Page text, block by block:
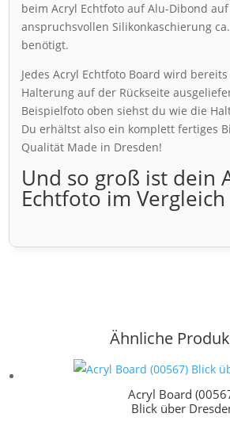
beim Acryl Echtfoto auf Alu-Dibond
anspruchsvollen Silikonkaschierung
benötigt.
Jedes Acryl Echtfoto Board wird
Halterung auf der Rückseite
Beispielfoto oben siehst du wie die
Du erhältst also ein komplett fertiges
Qualität Made in Dresden!
Und so groß ist dein
Echtfoto im Vergleich
Ähnliche
Acryl Board
Blick über